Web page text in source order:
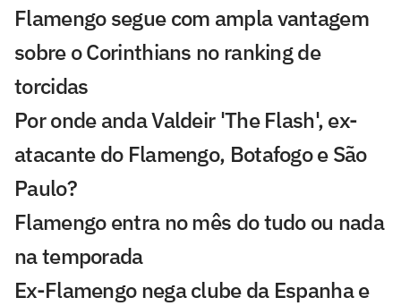
Flamengo segue com ampla vantagem
sobre o Corinthians no ranking de
torcidas
Por onde anda Valdeir 'The Flash', ex-
atacante do Flamengo, Botafogo e São
Paulo?
Flamengo entra no mês do tudo ou nada
na temporada
Ex-Flamengo nega clube da Espanha e